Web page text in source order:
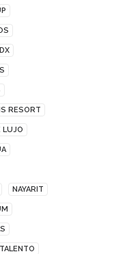
RESORT
LUJO
NAYARIT
TALENTO